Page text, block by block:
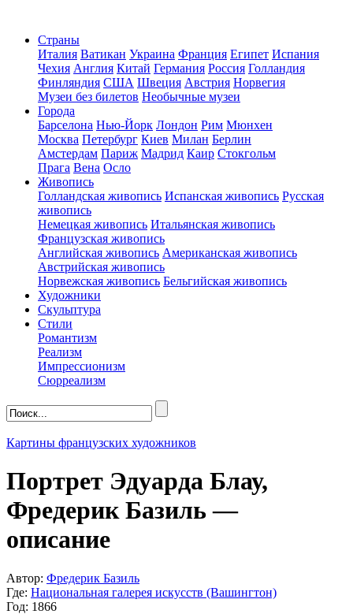
Страны
Италия Ватикан Украина Франция Египет Испания
Чехия Англия Китай Германия Россия Голландия
Финляндия США Швеция Австрия Норвегия
Музеи без билетов Необычные музеи
Города
Барселона Нью-Йорк Лондон Рим Мюнхен
Москва Петербург Киев Милан Берлин
Амстердам Париж Мадрид Каир Стокгольм
Прага Вена Осло
Живопись
Голландская живопись Испанская живопись Русская
живопись
Немецкая живопись Итальянская живопись
Французская живопись
Английская живопись Американская живопись
Австрийская живопись
Норвежская живопись Бельгийская живопись
Художники
Скульптура
Стили
Романтизм
Реализм
Импрессионизм
Сюрреализм
Картины французских художников
Портрет Эдуарда Блау,
Фредерик Базиль —
описание
Автор: Фредерик Базиль
Где: Национальная галерея искусств (Вашингтон)
Год: 1866